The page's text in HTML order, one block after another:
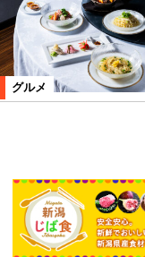
グルメ